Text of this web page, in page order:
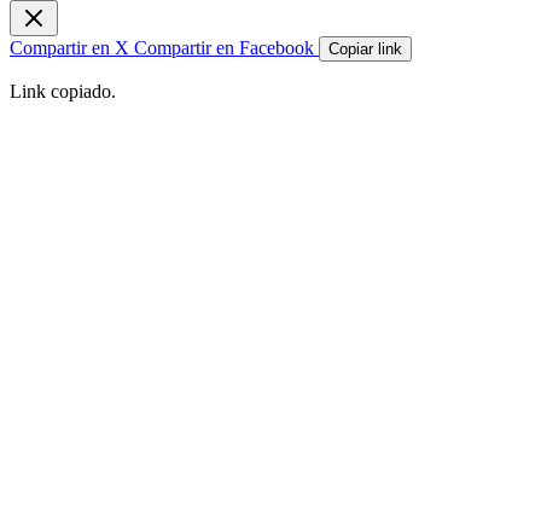
Compartir en X Compartir en Facebook Copiar link
Link copiado.